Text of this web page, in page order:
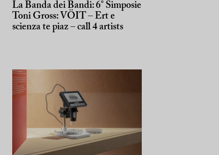
La Banda dei Bandi: 6° Simposie
Toni Gross: VÖIT – Ert e
scienza te piaz – call 4 artists